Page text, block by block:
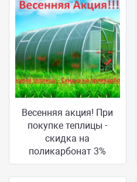
Весенняя акция! При
покупке теплицы -
скидка на
поликарбонат 3%